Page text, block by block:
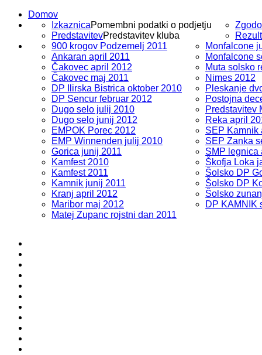
Domov
IzkaznicaPomembni podatki o podjetju
PredstavitevPredstavitev kluba
900 krogov Podzemelj 2011
Ankaran april 2011
Čakovec april 2012
Čakovec maj 2011
DP Ilirska Bistrica oktober 2010
DP Sencur februar 2012
Dugo selo julij 2010
Dugo selo junij 2012
EMPOK Porec 2012
EMP Winnenden julij 2010
Gorica junij 2011
Kamfest 2010
Kamfest 2011
Kamnik junij 2011
Kranj april 2012
Maribor maj 2012
Matej Zupanc rojstni dan 2011
Monfalcone
Monfalcone
Muta solsko
Nimes 2012
Pleskanje
Postojna
Predstavitev
Reka april
SEP Kamnik
SEP Zanka
SMP legnica
Škofja Loka
Šolsko DP
Šolsko DP
Šolsko
DP KAMNIK